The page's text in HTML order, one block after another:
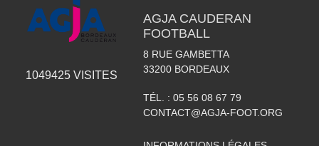
1049425VISITES
AGJA CAUDERAN
FOOTBALL
8 RUE GAMBETTA
33200 BORDEAUX
TÉL. : 05 56 08 67 79
CONTACT@AGJA-FOOT.ORG